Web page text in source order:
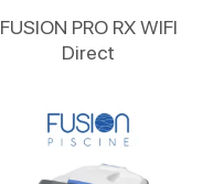
FUSION PRO RX WIFI
Direct